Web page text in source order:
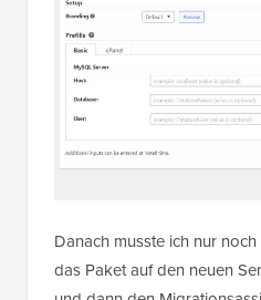
Danach musste ich nur
das Paket auf den neuen